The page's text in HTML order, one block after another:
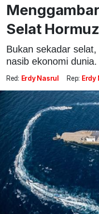
Selat Hormuz
Bukan sekadar
nasib ekonomi dunia.
Red: Erdy Nasrul Rep: Erdy